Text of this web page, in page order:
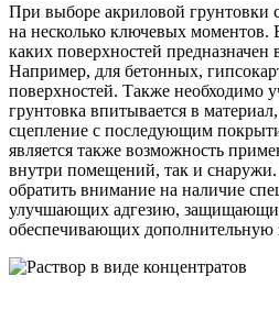
При выборе акриловой грунтовки
на несколько ключевых моментов.
каких поверхностей
Например, для бетонных,
поверхностей. Также необходимо
грунтовка впитывается в
сцепление с последующим
является также возможность
внутри помещений, так и снаружи.
обратить внимание на наличие
улучшающих адгезию,
обеспечивающих дополнительную